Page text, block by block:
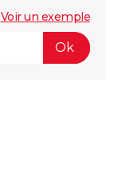
Voir un exemple